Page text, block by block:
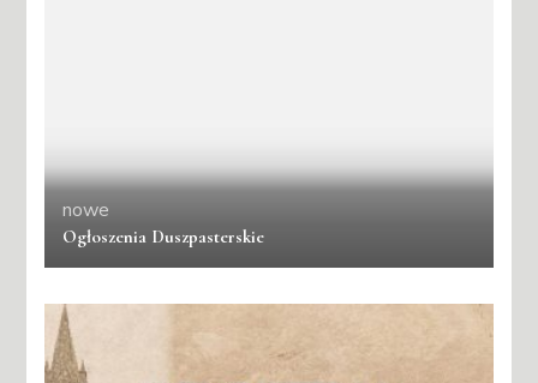
nowe
Ogłoszenia Duszpasterskie